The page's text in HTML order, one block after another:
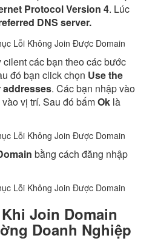
Protocol Version 4. Lúc
DNS server.
cilent các bạn theo các bước
đó bạn click chọn Use the
addresses. Các bạn nhập vào
vào vị trí. Sau đó bấmOk là
bằng cách đăng nhập
Join Domain
Doanh Nghiệp